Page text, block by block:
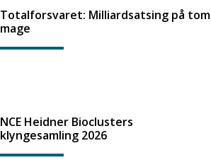
Totalforsvaret: Milliardsatsing på tom
mage
NCE Heidner Bioclusters
klyngesamling 2026